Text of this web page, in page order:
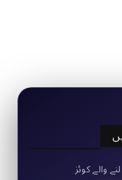
والے کوئز